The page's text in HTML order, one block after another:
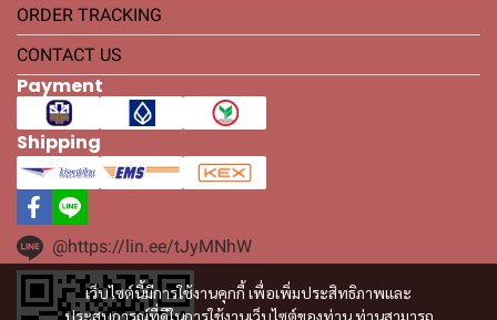
เว็บไซต์นี้มีการใช้งานคุกกี้ เพื่อเพิ่มประสิทธิภาพและ
ประสบการณ์ที่ดีในการใช้งานเว็บไซต์ของท่าน ท่านสามารถ
ORDER TRACKING
CONTACT US
Payment
Shipping
@https://lin.ee/tJyMNhW